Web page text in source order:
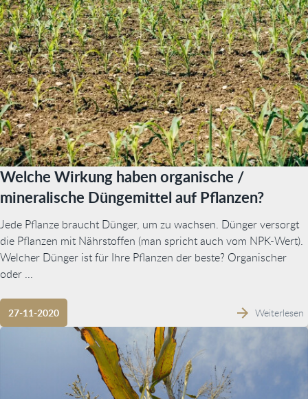
Welche Wirkung haben organische /
mineralische Düngemittel auf Pflanzen?
Jede Pflanze braucht Dünger, um zu wachsen. Dünger versorgt
die Pflanzen mit Nährstoffen (man spricht auch vom NPK-Wert).
Welcher Dünger ist für Ihre Pflanzen der beste? Organischer
oder ...
27-11-2020 Weiterlesen